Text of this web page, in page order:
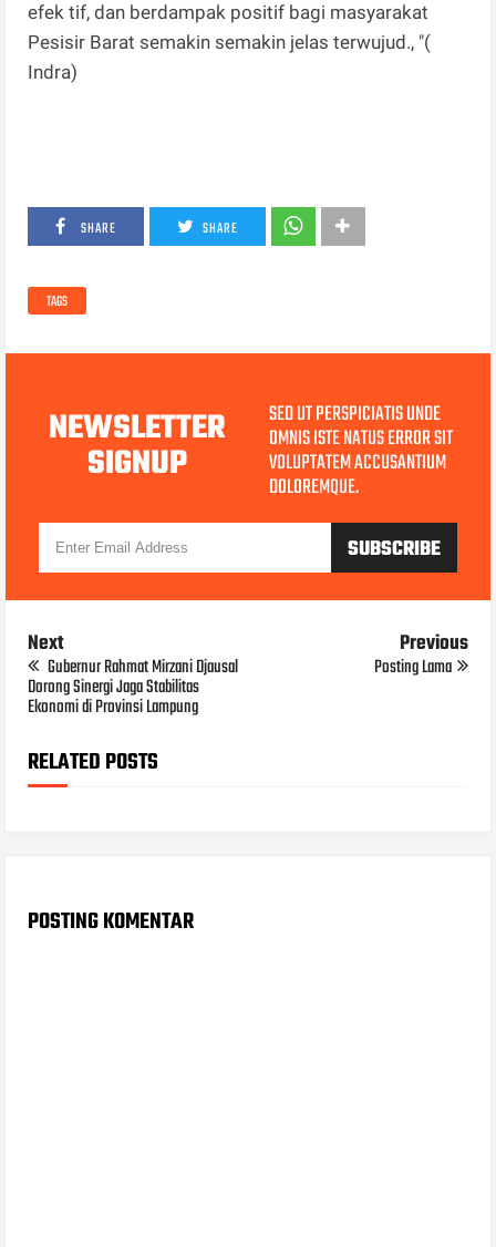
efek tif, dan berdampak positif bagi masyarakat
Pesisir Barat semakin semakin jelas terwujud., "(
Indra)
SHARE SHARE
TAGS
NEWSLETTER
SIGNUP
SED UT PERSPICIATIS UNDE
OMNIS ISTE NATUS ERROR SIT
VOLUPTATEM ACCUSANTIUM
DOLOREMQUE.
Next
Gubernur Rahmat Mirzani Djausal
Dorong Sinergi Jaga Stabilitas
Ekonomi di Provinsi Lampung
Previous
Posting Lama
RELATED POSTS
POSTING KOMENTAR